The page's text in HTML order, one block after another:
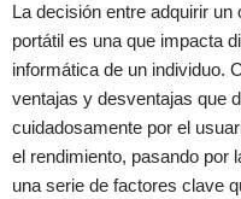
La decisión entre adquirir
portátil es una que impacta
informática de un individuo.
ventajas y desventajas que
cuidadosamente por el
el rendimiento, pasando por
una serie de factores clave